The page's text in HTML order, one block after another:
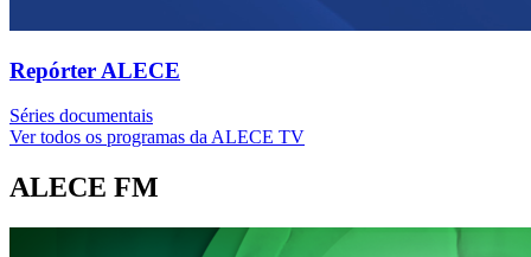
Repórter ALECE
Séries documentais
Ver todos os programas da ALECE TV
ALECE FM